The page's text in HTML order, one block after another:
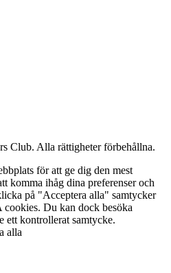
Club. Alla rättigheter förbehållna.
för att ge dig den mest
komma ihåg dina preferenser och
på "Acceptera alla" samtycker
Du kan dock besöka
ett kontrollerat samtycke.
alla